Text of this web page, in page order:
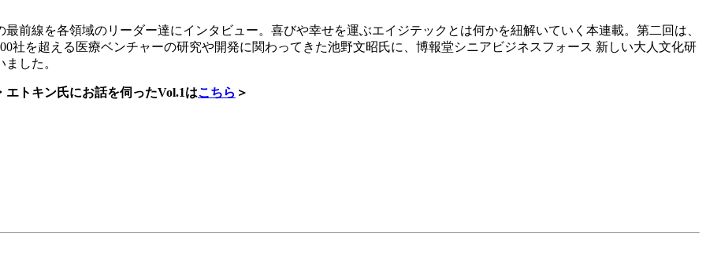
前線を各領域のリーダー達にインタビュー。喜びや幸せを運ぶエイジテックとは何かを紐解いていく本連載。第二回は、
社を超える医療ベンチャーの研究や開発に関わってきた池野文昭氏に、博報堂シニアビジネスフォース 新しい大人文化研
した。
エトキン氏にお話を伺ったVol.1はこちら ＞